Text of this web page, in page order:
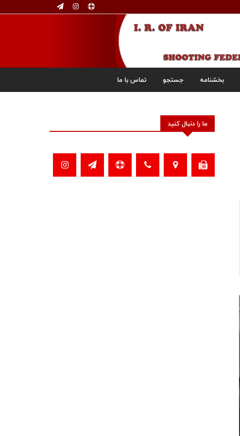
بخشنامه جستجو تماس با ما
ما را دنبال کنید